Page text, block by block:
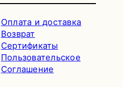
Оплата и доставка
Возврат
Сертификаты
Пользовательское
Соглашение